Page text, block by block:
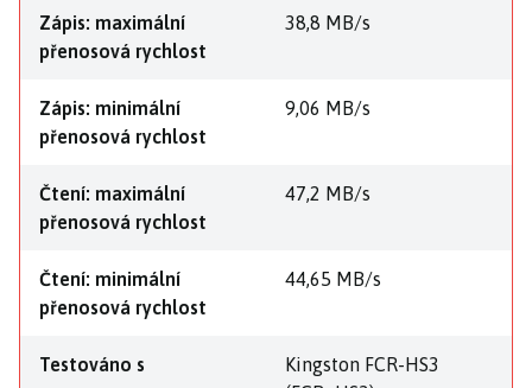
Zápis: maximální
přenosová rychlost
38,8 MB/s
Zápis: minimální
přenosová rychlost
9,06 MB/s
Čtení: maximální
přenosová rychlost
47,2 MB/s
Čtení: minimální
přenosová rychlost
44,65 MB/s
Testováno s
Kingston FCR-HS3